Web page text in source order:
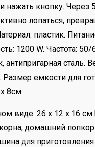
нажать кнопку. Через
лопаться,
пластик.
1200 W. Частота: 50/
антипригарная сталь.
емкости для
8см.
виде: 26 x 12 x 16
домашний
для